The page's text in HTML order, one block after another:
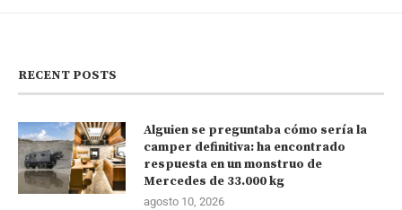
RECENT POSTS
Alguien se preguntaba cómo sería la
camper definitiva: ha encontrado
respuesta en un monstruo de
Mercedes de 33.000 kg
agosto 10, 2026